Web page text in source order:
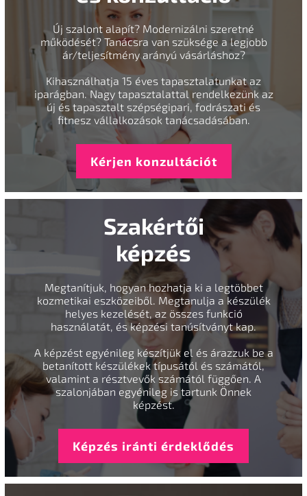
Új szalont alapít? Modernizálni szeretné
működését? Tanácsra van szüksége a legjobb
ár/teljesítmény arányú vásárláshoz?
Kihasználhatja 15 éves tapasztalatunkat az
iparágban. Nagy tapasztalattal rendelkezünk az
új és tapasztalt szépségipari, fodrászati és
fitnesz vállalkozások tanácsadásában.
Kérjen konzultációt
Szakértői
képzés
Megtanítjuk, hogyan hozhatja ki a legtöbbet
kozmetikai eszközeiből. Megtanulja a készülék
helyes kezelését, az összes funkció
használatát, és képzési tanúsítványt kap.
A képzést egyénileg készítjük el és árazzuk be a
betanított készülékek típusától és számától,
valamint a résztvevők számától függően. A
szalonjában egyénileg is tartunk Önnek
képzést.
Képzés iránti érdeklődés